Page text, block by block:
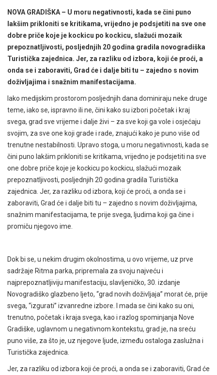
NOVA GRADIŠKA – U moru negativnosti, kada se čini puno
lakšim prikloniti se kritikama, vrijedno je podsjetiti na sve one
dobre priče koje je kockicu po kockicu, slažući mozaik
prepoznatljivosti, posljednjih 20 godina gradila novogradiška
Turistička zajednica. Jer, za razliku od izbora, koji će proći, a
onda se i zaboraviti, Grad će i dalje biti tu – zajedno s novim
doživljajima i snažnim manifestacijama.
Iako medijskim prostorom posljednjih dana dominiraju neke druge
teme, iako se, ispravno ili ne, čini kako su izbori početak i kraj
svega, grad sve vrijeme i dalje živi – za sve koji ga vole i osjećaju
svojim, za sve one koji grade i rade, znajući kako je puno više od
trenutne nestabilnosti. Upravo stoga, u moru negativnosti, kada se
čini puno lakšim prikloniti se kritikama, vrijedno je podsjetiti na sve
one dobre priče koje je kockicu po kockicu, slažući mozaik
prepoznatljivosti, posljednjih 20 godina gradila Turistička
zajednica. Jer, za razliku od izbora, koji će proći, a onda se i
zaboraviti, Grad će i dalje biti tu – zajedno s novim doživljajima,
snažnim manifestacijama, te prije svega, ljudima koji ga čine i
promiču njegovo ime.
Dok bi se, u nekim drugim okolnostima, u ovo vrijeme, uz prve
sadržaje Ritma parka, pripremala za svoju najveću i
najprepoznatljiviju manifestaciju, slavljeničko, 30. izdanje
Novogradiško glazbeno ljeto, “grad novih doživljaja” morat će, prije
svega, “izgurati” izvanredne izbore. I mada se čini kako su oni,
trenutno, početak i kraja svega, kao i razlog spominjanja Nove
Gradiške, uglavnom u negativnom kontekstu, grad je, na sreću
puno više, za što je, uz njegove ljude, između ostaloga zaslužna i
Turistička zajednica.
Jer, za razliku od izbora koji će proći, a onda se i zaboraviti, Grad će